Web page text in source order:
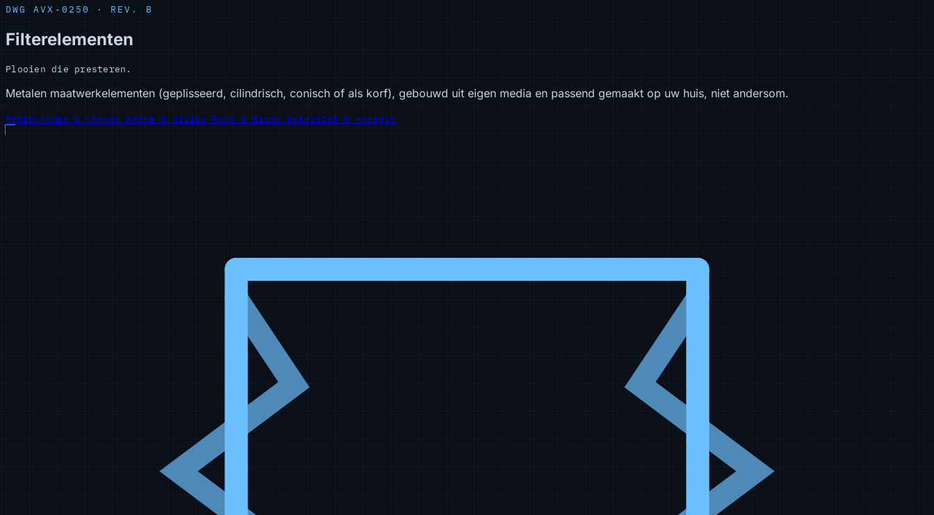
DWG AVX-0250 · REV. B
Filterelementen
Plooien die presteren.
Metalen maatwerkelementen (geplisseerd, cilindrisch, conisch of als korf), gebouwd uit eigen media en passend gemaakt op uw huis, niet andersom.
Petrochemie & chemieWater & milieu Food & farma Waterstof & energie